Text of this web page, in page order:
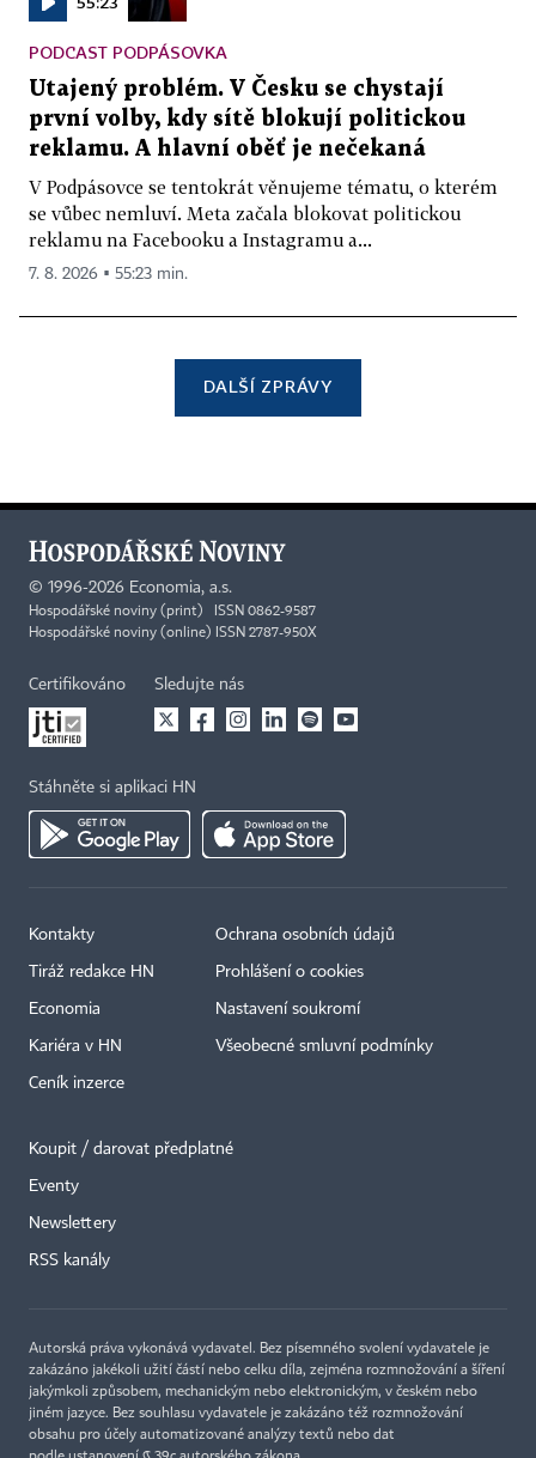
PODCAST PODPÁSOVKA
Utajený problém. V Česku se chystají
první volby, kdy sítě blokují politickou
reklamu. A hlavní oběť je nečekaná
V Podpásovce se tentokrát věnujeme tématu, o kterém
se vůbec nemluví. Meta začala blokovat politickou
reklamu na Facebooku a Instagramu a...
7. 8. 2026 ▪ 55:23 min.
DALŠÍ ZPRÁVY
© 1996-2026 Economia, a.s.
Hospodářské noviny (print) ISSN 0862-9587
Hospodářské noviny (online) ISSN 2787-950X
Certifikováno Sledujte nás
Stáhněte si aplikaci HN
Kontakty
Tiráž redakce HN
Economia
Kariéra v HN
Ceník inzerce
Ochrana osobních údajů
Prohlášení o cookies
Nastavení soukromí
Všeobecné smluvní podmínky
Koupit / darovat předplatné
Eventy
Newslettery
RSS kanály
Autorská práva vykonává vydavatel. Bez písemného svolení vydavatele je
zakázáno jakékoli užití částí nebo celku díla, zejména rozmnožování a šíření
jakýmkoli způsobem, mechanickým nebo elektronickým, v českém nebo
jiném jazyce. Bez souhlasu vydavatele je zakázáno též rozmnožování
obsahu pro účely automatizované analýzy textů nebo dat